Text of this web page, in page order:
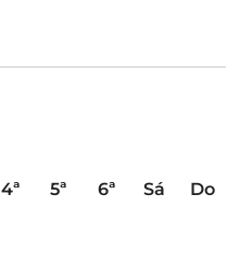
4ª 5ª 6ª Sá
Do